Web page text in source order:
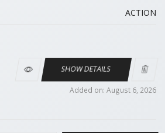
ACTION
SHOW DETAILS
Added on: August 6, 2026